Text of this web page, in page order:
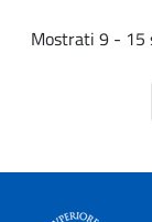
Mostrati 9 - 15